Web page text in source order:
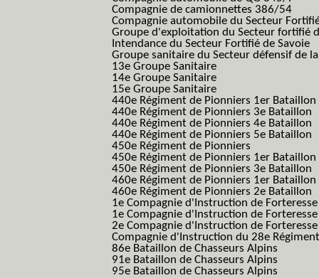
Compagnie de camionnettes 386/54
Compagnie automobile du Secteur
Groupe d'exploitation du Secteur fortifié
Intendance du Secteur Fortifié de Savoie
Groupe sanitaire du Secteur défensif de
13e Groupe Sanitaire
14e Groupe Sanitaire
15e Groupe Sanitaire
440e Régiment de Pionniers 1er Bataillon
440e Régiment de Pionniers 3e Bataillon
440e Régiment de Pionniers 4e Bataillon
440e Régiment de Pionniers 5e Bataillon
450e Régiment de Pionniers
450e Régiment de Pionniers 1er Bataillon
450e Régiment de Pionniers 3e Bataillon
460e Régiment de Pionniers 1er Bataillon
460e Régiment de Pionniers 2e Bataillon
1e Compagnie d'Instruction de
1e Compagnie d'Instruction de
2e Compagnie d'Instruction de
Compagnie d'Instruction du 28e
86e Bataillon de Chasseurs Alpins
91e Bataillon de Chasseurs Alpins
95e Bataillon de Chasseurs Alpins